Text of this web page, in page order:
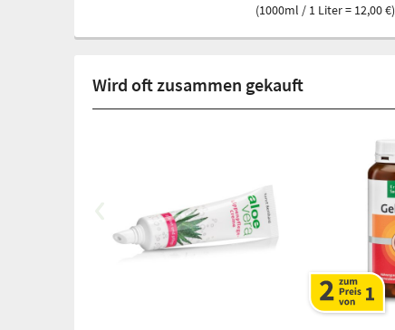
(1000ml / 1 Liter = 12,00 €)
Wird oft zusammen gekauft